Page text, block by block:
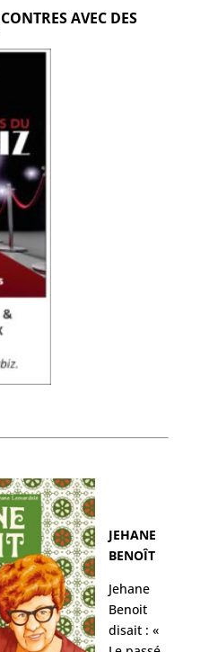
AVEC DES
JEHANE
BENOÎT
Jehane
Benoit
disait : «